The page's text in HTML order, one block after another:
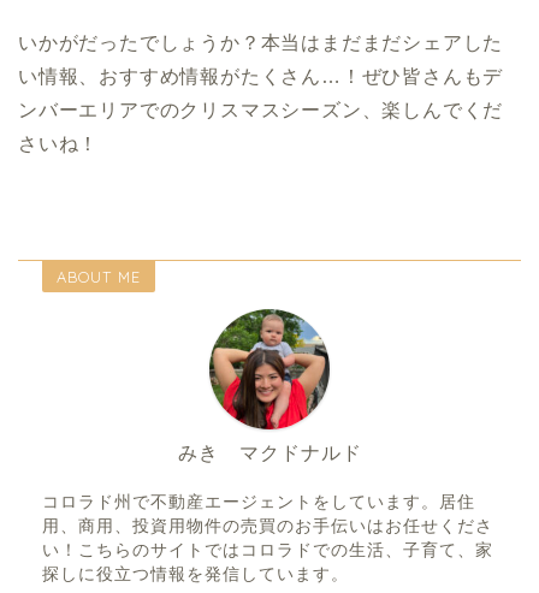
いかがだったでしょうか？本当はまだまだシェアした
い情報、おすすめ情報がたくさん…！ぜひ皆さんもデ
ンバーエリアでのクリスマスシーズン、楽しんでくだ
さいね！
ABOUT ME
みき マクドナルド
コロラド州で不動産エージェントをしています。居住
用、商用、投資用物件の売買のお手伝いはお任せくださ
い！こちらのサイトではコロラドでの生活、子育て、家
探しに役立つ情報を発信しています。